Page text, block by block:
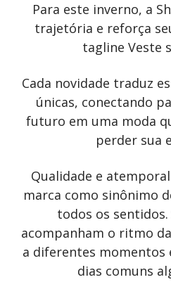
Para este inverno, a
trajetória e reforça
tagline Veste
Cada novidade traduz
únicas, conectando
futuro em uma moda
perder sua
Qualidade e
marca como sinônimo
todos os sentidos.
acompanham o ritmo
a diferentes momentos
dias comuns